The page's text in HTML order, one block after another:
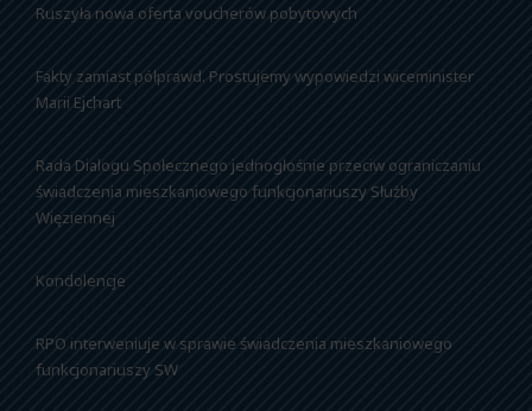
Ruszyła nowa oferta voucherów pobytowych
Fakty zamiast półprawd. Prostujemy wypowiedzi wiceminister
Marii Ejchart
Rada Dialogu Społecznego jednogłośnie przeciw ograniczaniu
świadczenia mieszkaniowego funkcjonariuszy Służby
Więziennej
Kondolencje
RPO interweniuje w sprawie świadczenia mieszkaniowego
funkcjonariuszy SW